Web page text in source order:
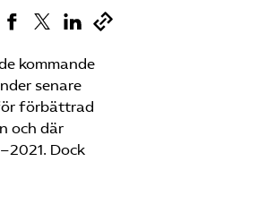
kommande
senare
förbättrad
och där
Dock